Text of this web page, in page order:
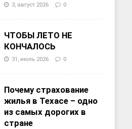
3, август 2026 0
ЧТОБЫ ЛЕТО НЕ
КОНЧАЛОСЬ
31, июль 2026 0
Почему страхование
жилья в Техасе – одно
из самых дорогих в
стране